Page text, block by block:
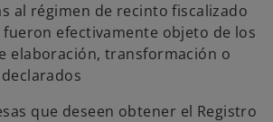
al régimen de recinto fiscalizado
efectivamente objeto de los
elaboración, transformación o
que deseen obtener el Registro